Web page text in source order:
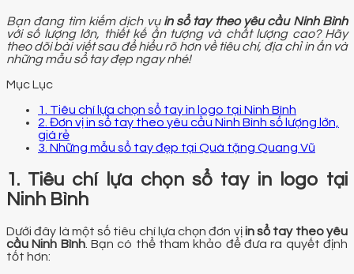
Bạn đang tìm kiếm dịch vụ in sổ tay theo yêu cầu Ninh Bình
với số lượng lớn, thiết kế ấn tượng và chất lượng cao? Hãy
theo dõi bài viết sau để hiểu rõ hơn về tiêu chí, địa chỉ in ấn và
những mẫu sổ tay đẹp ngay nhé!
Mục Lục
1. Tiêu chí lựa chọn sổ tay in logo tại Ninh Bình
2. Đơn vị in sổ tay theo yêu cầu Ninh Bình số lượng lớn,
giá rẻ
3. Những mẫu sổ tay đẹp tại Quà tặng Quang Vũ
1. Tiêu chí lựa chọn sổ tay in logo tại
Ninh Bình
Dưới đây là một số tiêu chí lựa chọn đơn vịin sổ tay theo yêu
cầu Ninh Bình. Bạn có thể tham khảo để đưa ra quyết định
tốt hơn: